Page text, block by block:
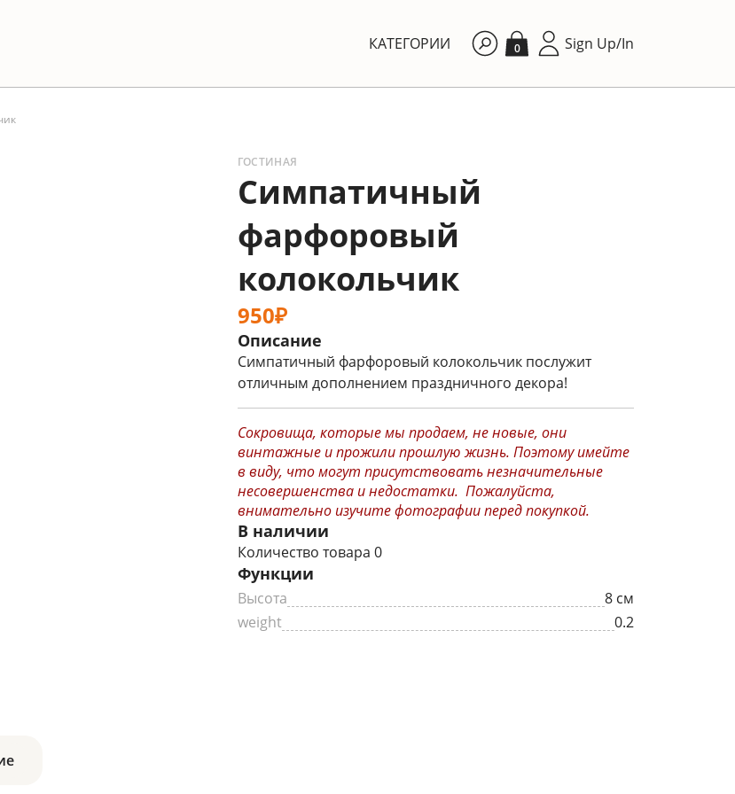
КАТЕГОРИИ 0 Sign Up/In
ГОСТИНАЯ
Симпатичный
фарфоровый
колокольчик
950₽
Описание
Симпатичный фарфоровый колокольчик послужит
отличным дополнением праздничного декора!
Сокровища, которые мы продаем, не новые, они
винтажные и прожили прошлую жизнь. Поэтому имейте
в виду, что могут присутствовать незначительные
несовершенства и недостатки. Пожалуйста,
внимательно изучите фотографии перед покупкой.
В наличии
Количество товара 0
Функции
Высота
8 см
weight
0.2